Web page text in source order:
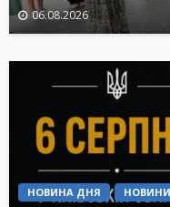
06.08.2026
НОВИНА ДНЯ